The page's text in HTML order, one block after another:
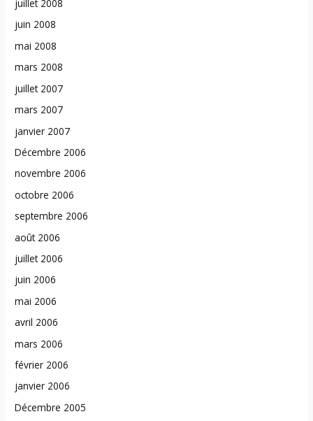
juillet 2008
juin 2008
mai 2008
mars 2008
juillet 2007
mars 2007
janvier 2007
Décembre 2006
novembre 2006
octobre 2006
septembre 2006
août 2006
juillet 2006
juin 2006
mai 2006
avril 2006
mars 2006
février 2006
janvier 2006
Décembre 2005